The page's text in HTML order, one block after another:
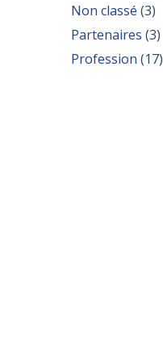
Non classé (3)
Partenaires (3)
Profession (17)